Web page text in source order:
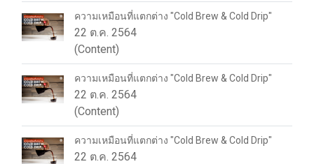
ความเหมือนที่แตกต่าง "Cold Brew & Cold Drip"
22 ต.ค. 2564
(Content)
ความเหมือนที่แตกต่าง "Cold Brew & Cold Drip"
22 ต.ค. 2564
(Content)
ความเหมือนที่แตกต่าง "Cold Brew & Cold Drip"
22 ต.ค. 2564